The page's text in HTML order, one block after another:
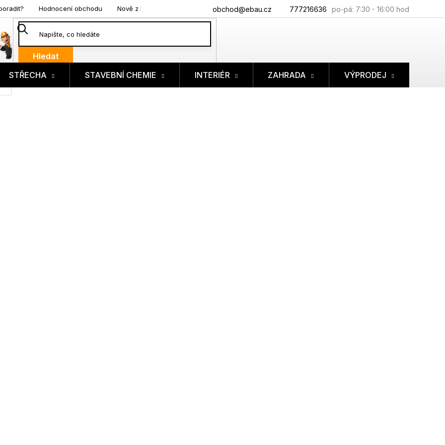
777216636
obchod@ebau.cz
Hodnocení obchodu Nově z blogu
Hledat
STŘECHA STAVEBNÍ CHEMIE INTERIÉR ZAHRADA VÝPRODEJ